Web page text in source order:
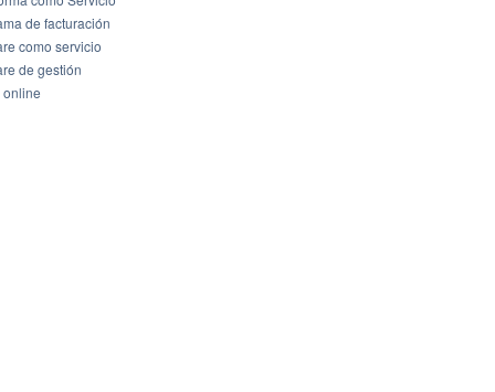
de facturación
como servicio
de gestión